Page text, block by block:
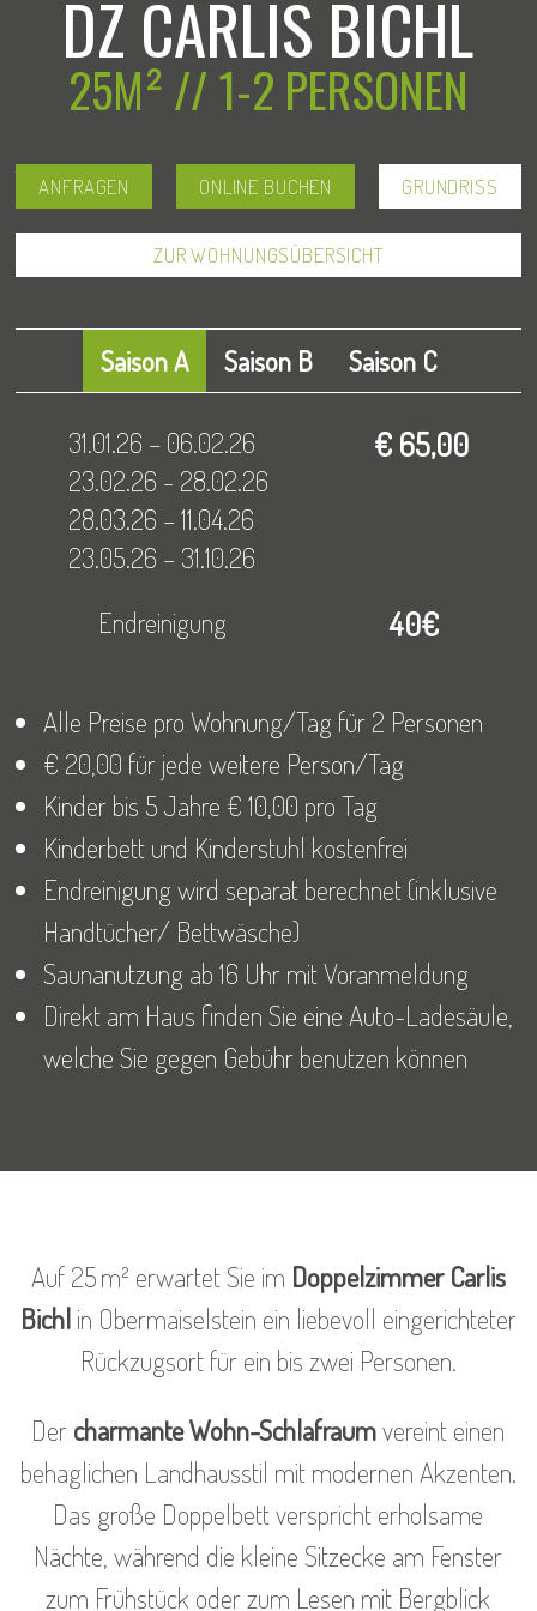
DZ CARLIS BICHL
25M² // 1-2 PERSONEN
ANFRAGEN ONLINE BUCHEN GRUNDRISS
ZUR WOHNUNGSÜBERSICHT
Saison A Saison B Saison C
31.01.26 – 06.02.26
23.02.26 - 28.02.26
28.03.26 – 11.04.26
23.05.26 – 31.10.26
€ 65,00
Endreinigung 40€
Alle Preise pro Wohnung/Tag für 2 Personen
€ 20,00 für jede weitere Person/Tag
Kinder bis 5 Jahre € 10,00 pro Tag
Kinderbett und Kinderstuhl kostenfrei
Endreinigung wird separat berechnet (inklusive
Handtücher/ Bettwäsche)
Saunanutzung ab 16 Uhr mit Voranmeldung
Direkt am Haus finden Sie eine Auto-Ladesäule,
welche Sie gegen Gebühr benutzen können
Auf 25 m² erwartet Sie im Doppelzimmer Carlis
Bichlin Obermaiselstein ein liebevoll eingerichteter
Rückzugsort für ein bis zwei Personen.
Der charmante Wohn-Schlafraumvereint einen
behaglichen Landhausstil mit modernen Akzenten.
Das große Doppelbett verspricht erholsame
Nächte, während die kleine Sitzecke am Fenster
zum Frühstück oder zum Lesen mit Bergblick